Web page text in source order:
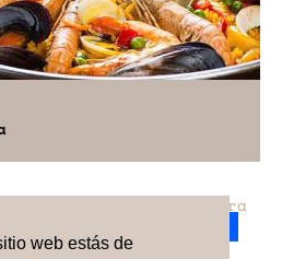
web estás de
el servicio perfecto para